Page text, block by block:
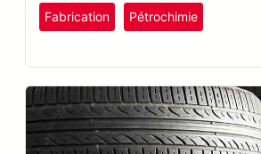
tâches.
Fabrication Pétrochimie